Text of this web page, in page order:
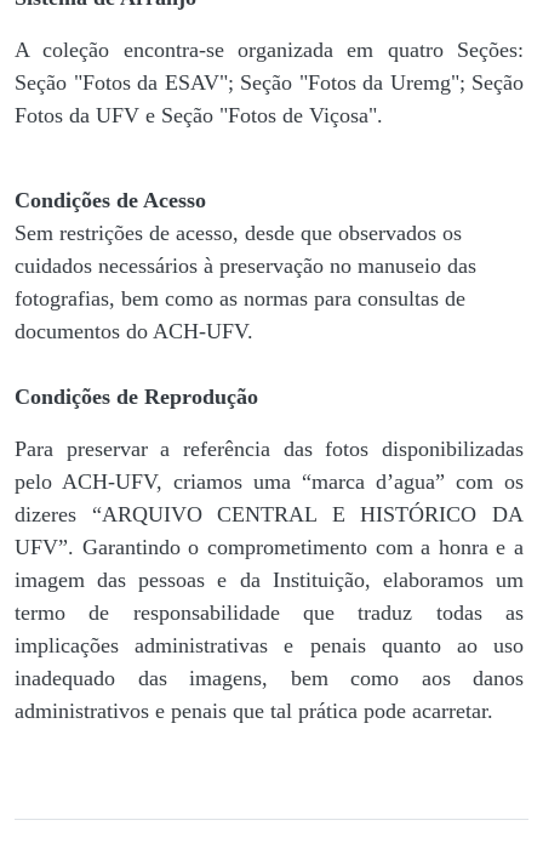
A coleção encontra-se organizada em quatro Seções:
Seção "Fotos da ESAV"; Seção "Fotos da Uremg"; Seção
Fotos da UFV e Seção "Fotos de Viçosa".
Condições de Acesso
Sem restrições de acesso, desde que observados os
cuidados necessários à preservação no manuseio das
fotografias, bem como as normas para consultas de
documentos do ACH-UFV.
Condições de Reprodução
Para preservar a referência das fotos disponibilizadas
pelo ACH-UFV, criamos uma “marca d’agua” com os
dizeres “ARQUIVO CENTRAL E HISTÓRICO DA
UFV”. Garantindo o comprometimento com a honra e a
imagem das pessoas e da Instituição, elaboramos um
termo de responsabilidade que traduz todas as
implicações administrativas e penais quanto ao uso
inadequado das imagens, bem como aos danos
administrativos e penais que tal prática pode acarretar.